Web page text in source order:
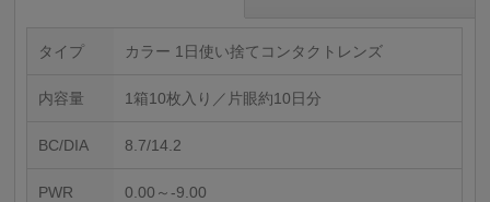
タイプ カラー 1日使い捨てコンタクトレンズ
内容量 1箱10枚入り／片眼約10日分
BC/DIA 8.7/14.2
PWR 0.00～-9.00